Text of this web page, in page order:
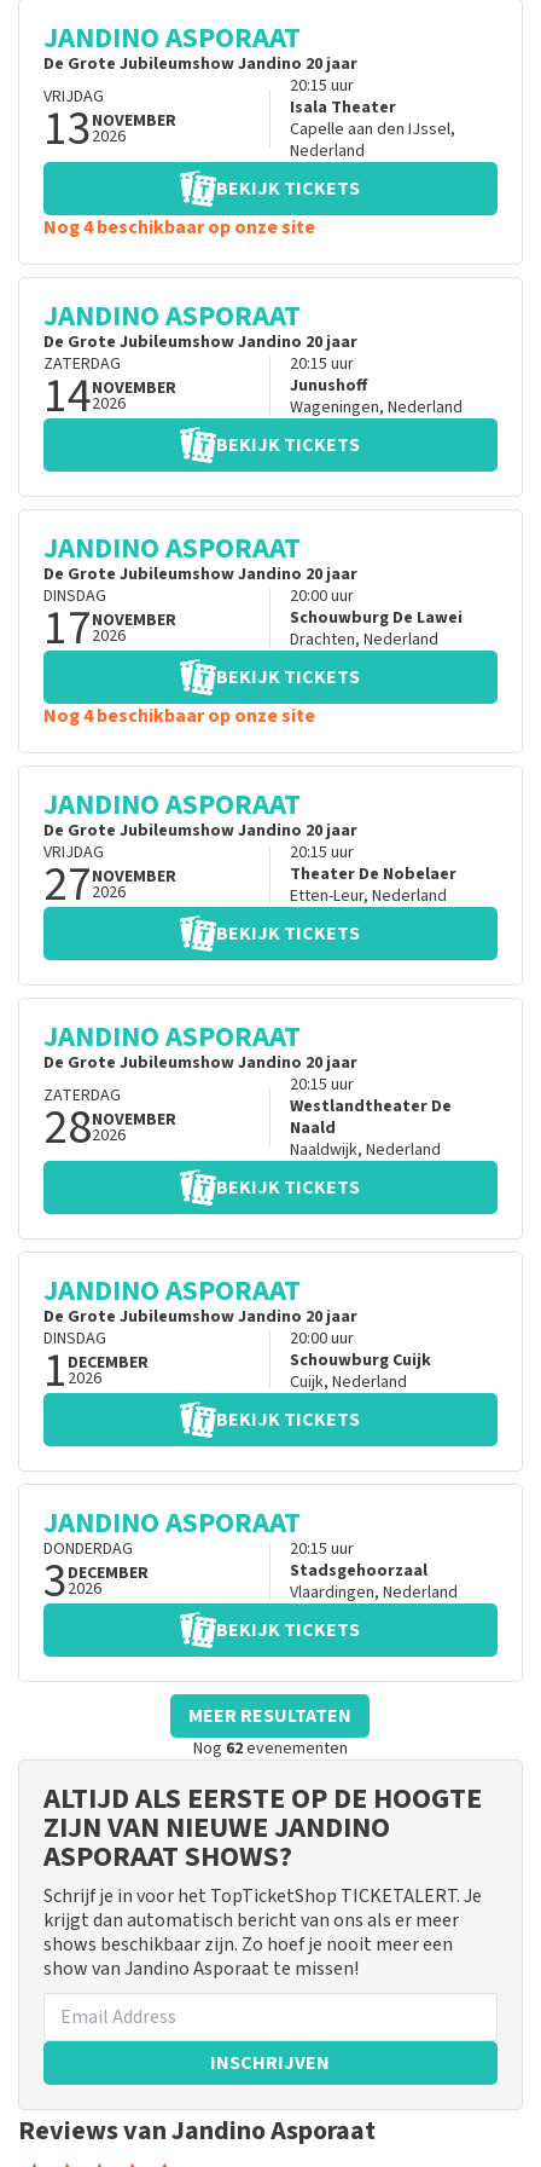
JANDINO ASPORAAT
De Grote Jubileumshow Jandino 20 jaar
VRIJDAG
13NOVEMBER
2026
20:15 uur
Isala Theater
Capelle aan den IJssel,
Nederland
BEKIJK TICKETS
Nog 4 beschikbaar op onze site
JANDINO ASPORAAT
De Grote Jubileumshow Jandino 20 jaar
ZATERDAG
14NOVEMBER
2026
20:15 uur
Junushoff
Wageningen, Nederland
BEKIJK TICKETS
JANDINO ASPORAAT
De Grote Jubileumshow Jandino 20 jaar
DINSDAG
17NOVEMBER
2026
20:00uur
Schouwburg De Lawei
Drachten, Nederland
BEKIJK TICKETS
Nog 4 beschikbaar op onze site
JANDINO ASPORAAT
De Grote Jubileumshow Jandino 20 jaar
VRIJDAG
27NOVEMBER
2026
20:15 uur
Theater De Nobelaer
Etten-Leur, Nederland
BEKIJK TICKETS
JANDINO ASPORAAT
De Grote Jubileumshow Jandino 20 jaar
ZATERDAG
28NOVEMBER
2026
20:15 uur
Westlandtheater De
Naald
Naaldwijk, Nederland
BEKIJK TICKETS
JANDINO ASPORAAT
De Grote Jubileumshow Jandino 20 jaar
DINSDAG
1 DECEMBER
2026
20:00uur
Schouwburg Cuijk
Cuijk, Nederland
BEKIJK TICKETS
JANDINO ASPORAAT
DONDERDAG
3DECEMBER
2026
20:15 uur
Stadsgehoorzaal
Vlaardingen, Nederland
BEKIJK TICKETS
MEER RESULTATEN
Nog 62evenementen
ALTIJD ALS EERSTE OP DE HOOGTE
ZIJN VAN NIEUWE JANDINO
ASPORAAT SHOWS?
Schrijf je in voor het TopTicketShop TICKETALERT. Je
krijgt dan automatisch bericht van ons als er meer
shows beschikbaar zijn. Zo hoef je nooit meer een
show van Jandino Asporaat te missen!
INSCHRIJVEN
Reviews van Jandino Asporaat